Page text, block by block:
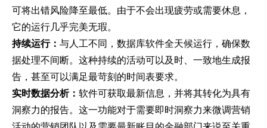
可将出错风险降至最低。由于不会出现疲劳或需要休息，
它的运行几乎完美无瑕。
持续运行： 与人工不同，数据库软件全天候运行，确保数
据处理不间断。这种持续的活动可以及时、一致地生成报
告，甚至可以满足最苛刻的时间表要求。
实时数据分析： 软件可获取最新信息，并将其转化为具有
洞察力的报告。这一功能对于需要即时洞察力来微调营销